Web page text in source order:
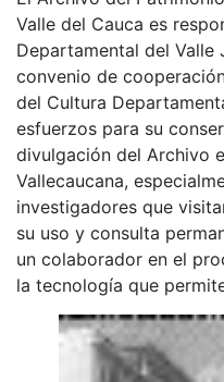
Valle del Cauca es
Departamental del Valle
convenio de
del Cultura
esfuerzos para su
divulgación del Archivo
Vallecaucana,
investigadores que
su uso y consulta
un colaborador en el
la tecnología que